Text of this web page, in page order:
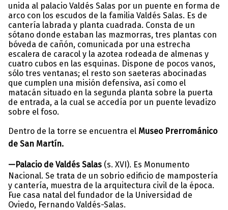
unida al palacio Valdés Salas por un puente en forma de
arco con los escudos de la familia Valdés Salas. Es de
cantería labrada y planta cuadrada. Consta de un
sótano donde estaban las mazmorras, tres plantas con
bóveda de cañón, comunicada por una estrecha
escalera de caracol y la azotea rodeada de almenas y
cuatro cubos en las esquinas. Dispone de pocos vanos,
sólo tres ventanas; el resto son saeteras abocinadas
que cumplen una misión defensiva, así como el
matacán situado en la segunda planta sobre la puerta
de entrada, a la cual se accedía por un puente levadizo
sobre el foso.
Dentro de la torre se encuentra el Museo Prerrománico
de San Martín.
—Palacio de Valdés Salas (s. XVI). Es Monumento
Nacional. Se trata de un sobrio edificio de mampostería
y cantería, muestra de la arquitectura civil de la época.
Fue casa natal del fundador de la Universidad de
Oviedo, Fernando Valdés-Salas.